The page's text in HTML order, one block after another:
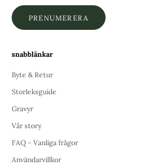
PRENUMERERA
snabblänkar
Byte & Retur
Storleksguide
Gravyr
Vår story
FAQ - Vanliga frågor
Användarvillkor